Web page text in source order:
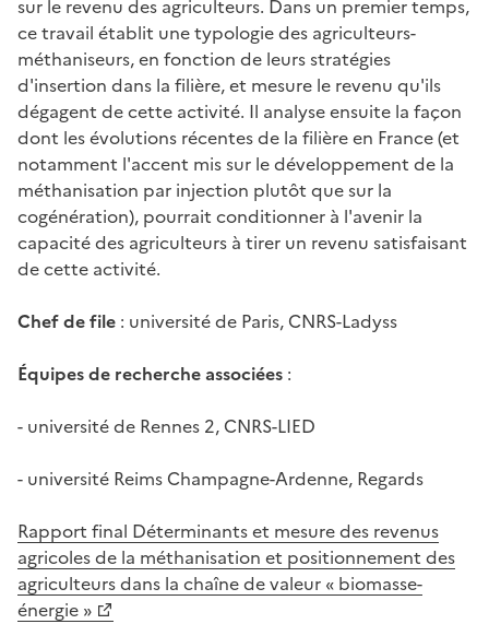
sur le revenu des agriculteurs. Dans un premier temps,
ce travail établit une typologie des agriculteurs-
méthaniseurs, en fonction de leurs stratégies
d'insertion dans la filière, et mesure le revenu qu'ils
dégagent de cette activité. Il analyse ensuite la façon
dont les évolutions récentes de la filière en France (et
notamment l'accent mis sur le développement de la
méthanisation par injection plutôt que sur la
cogénération), pourrait conditionner à l'avenir la
capacité des agriculteurs à tirer un revenu satisfaisant
de cette activité.
Chef de file : université de Paris, CNRS-Ladyss
Équipes de recherche associées :
- université de Rennes 2, CNRS-LIED
- université Reims Champagne-Ardenne, Regards
Rapport final Déterminants et mesure des revenus
agricoles de la méthanisation et positionnement des
agriculteurs dans la chaîne de valeur « biomasse-
énergie »